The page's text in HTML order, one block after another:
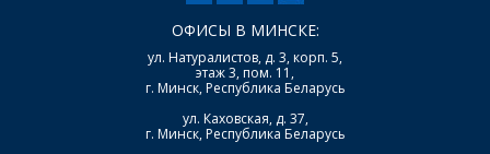
ОФИСЫ В МИНСКЕ:
ул. Натуралистов, д. 3, корп. 5,
этаж 3, пом. 11,
г. Минск, Республика Беларусь
ул. Каховская, д. 37,
г. Минск, Республика Беларусь